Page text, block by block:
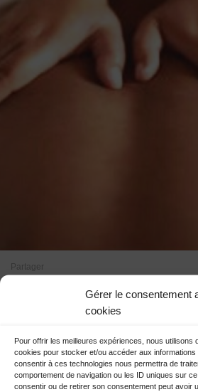
Gérer le consentement
cookies
Pour offrir les meilleures expériences, nous utilisons
cookies pour stocker et/ou accéder aux informations
consentir à ces technologies nous permettra de
comportement de navigation ou les ID uniques sur
consentir ou de retirer son consentement peut avoir
3 45
Partager
Soins naturels Après
Thématique Déco et